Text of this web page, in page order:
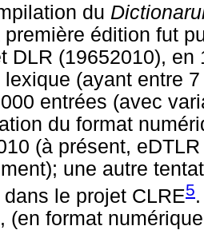
du
première édition fut
DLR (19652010),
lexique (ayant entre
entrées (avec
du format
(à présent,
une autre
le projet CLRE5
(en format